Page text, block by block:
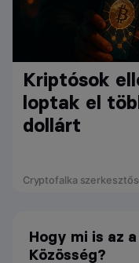
Kriptósok
loptak el
dollárt
Cryptofalka
Hogy mi is az
Közösség?